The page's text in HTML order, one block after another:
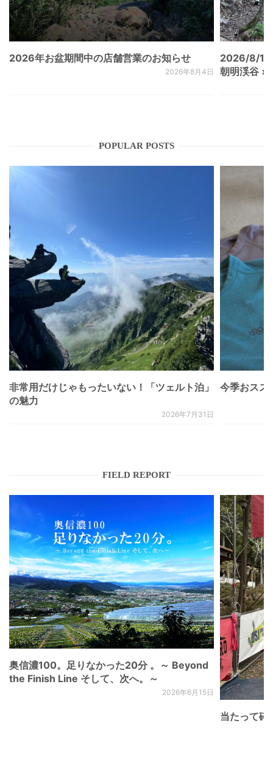
2026年お盆期間中の店舗営業のお知らせ
2026年8月4日
2026/8/
朝明渓谷 ×
POPULAR POSTS
非常用だけじゃもったいない！「ツェルト泊」
の魅力
2026年7月31日
今季おスス
FIELD REPORT
奥信濃100。足りなかった20分 。～ Beyond
the Finish Line そして、次へ。～
2026年6月15日
当たって砕